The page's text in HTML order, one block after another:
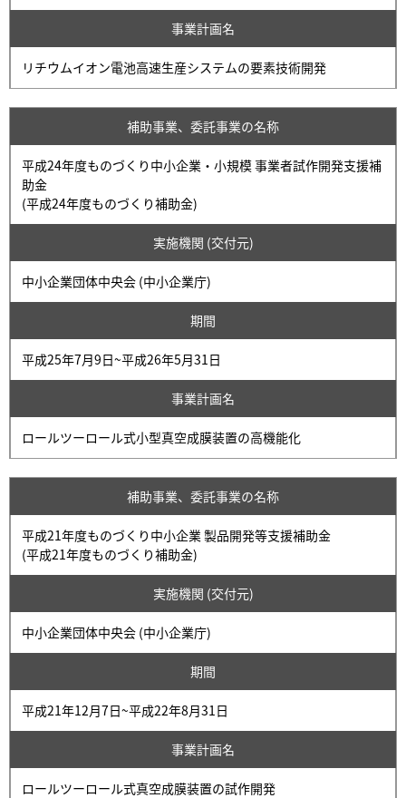
事業計画名
リチウムイオン電池高速生産システムの要素技術開発
補助事業、委託事業の名称
平成24年度ものづくり中小企業・小規模 事業者試作開発支援補
助金
(平成24年度ものづくり補助金)
実施機関 (交付元)
中小企業団体中央会 (中小企業庁)
期間
平成25年7月9日~平成26年5月31日
事業計画名
ロールツーロール式小型真空成膜装置の高機能化
補助事業、委託事業の名称
平成21年度ものづくり中小企業 製品開発等支援補助金
(平成21年度ものづくり補助金)
実施機関 (交付元)
中小企業団体中央会 (中小企業庁)
期間
平成21年12月7日~平成22年8月31日
事業計画名
ロールツーロール式真空成膜装置の試作開発